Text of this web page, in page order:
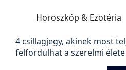
Horoszkóp & Ezotéria
4 csillagjegy, akinek most
felfordulhat a szerelmi élete